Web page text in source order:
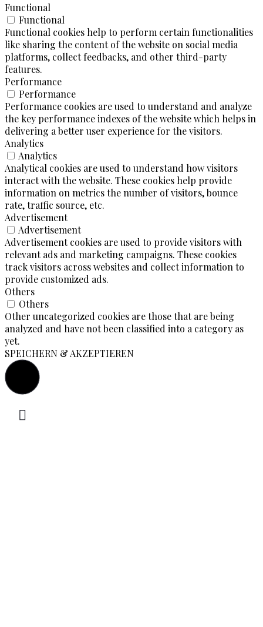
Functional
Functional
Functional cookies help to perform certain functionalities
like sharing the content of the website on social media
platforms, collect feedbacks, and other third-party
features.
Performance
Performance
Performance cookies are used to understand and analyze
the key performance indexes of the website which helps in
delivering a better user experience for the visitors.
Analytics
Analytics
Analytical cookies are used to understand how visitors
interact with the website. These cookies help provide
information on metrics the number of visitors, bounce
rate, traffic source, etc.
Advertisement
Advertisement
Advertisement cookies are used to provide visitors with
relevant ads and marketing campaigns. These cookies
track visitors across websites and collect information to
provide customized ads.
Others
Others
Other uncategorized cookies are those that are being
analyzed and have not been classified into a category as
yet.
SPEICHERN & AKZEPTIEREN